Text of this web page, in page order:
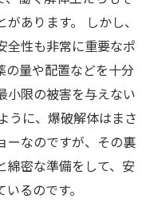
あります。 しかし、
全性も非常に重要なポ
の量や配置などを十分
小限の被害を与えない
うに、爆破解体はまさ
ーなのですが、その裏
綿密な準備をして、安
るのです。